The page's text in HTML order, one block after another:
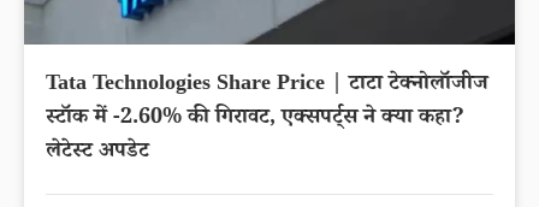
Tata Technologies Share Price | टाटा टेक्नोलॉजीज
स्टॉक में -2.60% की गिरावट, एक्सपर्ट्स ने क्या कहा?
लेटेस्ट अपडेट